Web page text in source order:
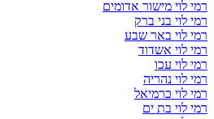
רמי לוי מישור אדומים
רמי לוי בני ברק
רמי לוי באר שבע
רמי לוי אשדוד
רמי לוי עכו
רמי לוי נהריה
רמי לוי כרמיאל
רמי לוי בת ים